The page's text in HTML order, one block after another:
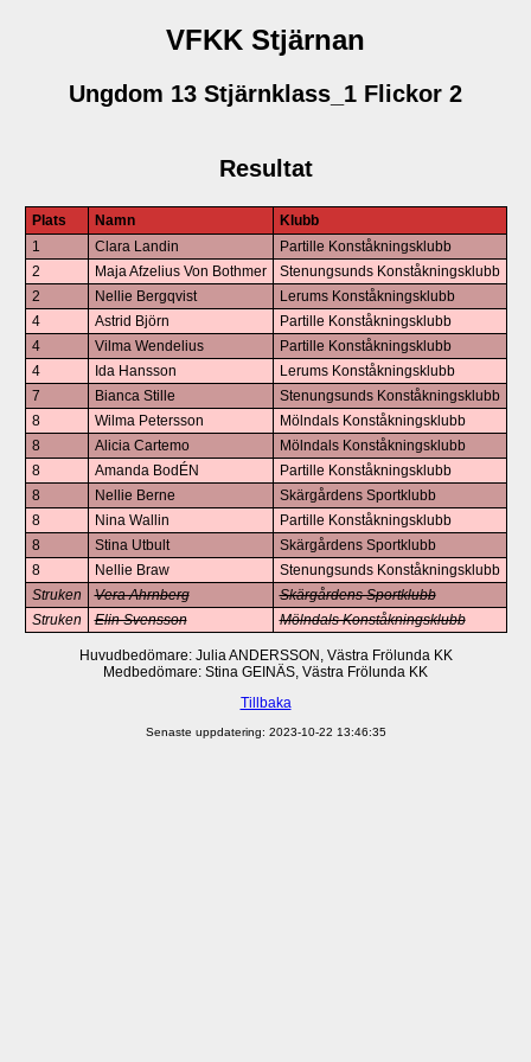
VFKK Stjärnan
Ungdom 13 Stjärnklass_1 Flickor 2
Resultat
Plats Namn
Klubb
1
Clara Landin
Partille Konståkningsklubb
2
Maja Afzelius Von Bothmer
Stenungsunds Konståkningsklubb
2
Nellie Bergqvist
Lerums Konståkningsklubb
4
Astrid Björn
Partille Konståkningsklubb
4
Vilma Wendelius
Partille Konståkningsklubb
4
Ida Hansson
Lerums Konståkningsklubb
7
Bianca Stille
Stenungsunds Konståkningsklubb
8
Wilma Petersson
Mölndals Konståkningsklubb
8
Alicia Cartemo
Mölndals Konståkningsklubb
8
Amanda BodÉN
Partille Konståkningsklubb
8
Nellie Berne
Skärgårdens Sportklubb
8
Nina Wallin
Partille Konståkningsklubb
8
Stina Utbult
Skärgårdens Sportklubb
8
Nellie Braw
Stenungsunds Konståkningsklubb
Struken
Vera Ahrnberg
Skärgårdens Sportklubb
Struken
Elin Svensson Mölndals Konståkningsklubb
Huvudbedömare: Julia ANDERSSON, Västra Frölunda KK
Medbedömare: Stina GEINÄS, Västra Frölunda KK
Tillbaka
Senaste uppdatering: 2023-10-22 13:46:35